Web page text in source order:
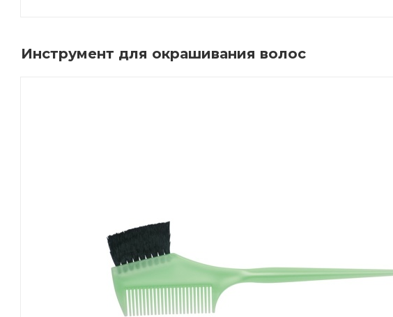
Инструмент для окрашивания волос